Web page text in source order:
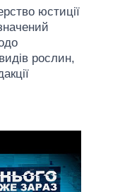
юстиції
рослин,